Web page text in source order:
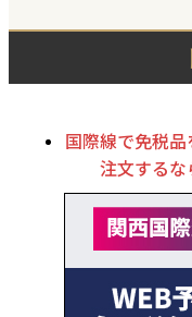
国際線で免税
注文するな